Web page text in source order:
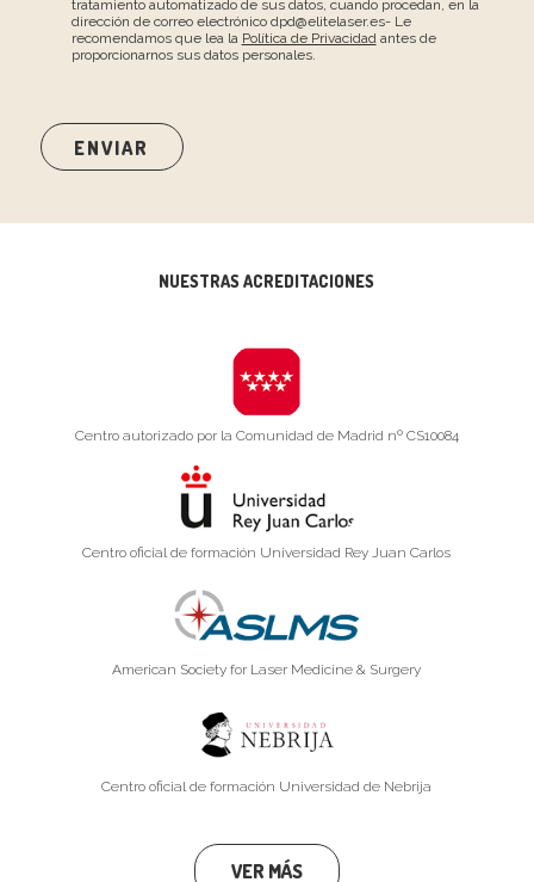
tratamiento automatizado de sus datos, cuando procedan, en la
dirección de correo electrónico dpd@elitelaser.es- Le
recomendamos que lea la Política de Privacidad antes de
proporcionarnos sus datos personales.
NUESTRAS ACREDITACIONES
Centro autorizado por la Comunidad de Madrid nº CS10084
Centro oficial de formación Universidad Rey Juan Carlos
American Society for Laser Medicine & Surgery
Centro oficial de formación Universidad de Nebrija
VER MÁS